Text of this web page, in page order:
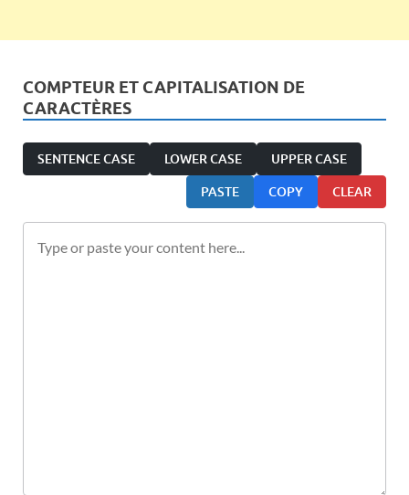
COMPTEUR ET CAPITALISATION DE
CARACTÈRES
SENTENCE CASE LOWER CASE UPPER CASE
PASTE COPY CLEAR